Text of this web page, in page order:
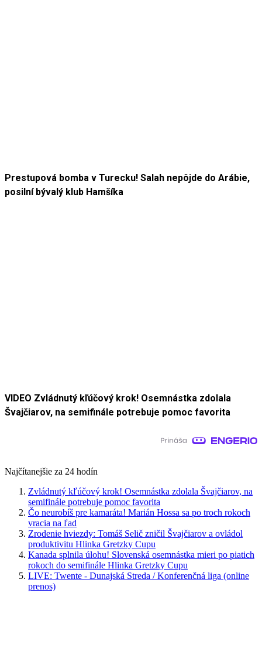
Prestupová bomba v Turecku! Salah nepôjde do Arábie,
posilní bývalý klub Hamšíka
VIDEO Zvládnutý kľúčový krok! Osemnástka zdolala
Švajčiarov, na semifinále potrebuje pomoc favorita
Najčítanejšie za 24 hodín
Zvládnutý kľúčový krok! Osemnástka zdolala Švajčiarov, na
semifinále potrebuje pomoc favorita
Čo neurobíš pre kamaráta! Marián Hossa sa po troch rokoch
vracia na ľad
Zrodenie hviezdy: Tomáš Selič zničil Švajčiarov a ovládol
produktivitu Hlinka Gretzky Cupu
Kanada splnila úlohu! Slovenská osemnástka mieri po piatich
rokoch do semifinále Hlinka Gretzky Cupu
LIVE: Twente - Dunajská Streda / Konferenčná liga (online
prenos)